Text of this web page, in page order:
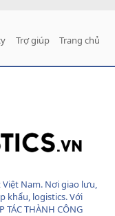
Trợ giúp Trang chủ
Nam. Nơi giao lưu,
khẩu, logistics. Với
TÁC THÀNH CÔNG